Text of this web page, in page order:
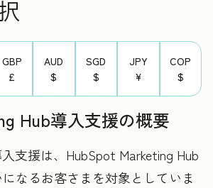
GBP
£
AUD
$
SGD
$
JPY
¥
COP
$
Hub導入支援の概要
支援は、HubSpot Marketing Hub
なるお客さまを対象としていま